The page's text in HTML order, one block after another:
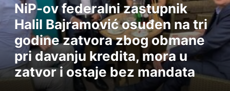
NiP-ov federalni zastupnik
Halil Bajramović osuđen na tri
godine zatvora zbog obmane
pri davanju kredita, mora u
zatvor i ostaje bez mandata